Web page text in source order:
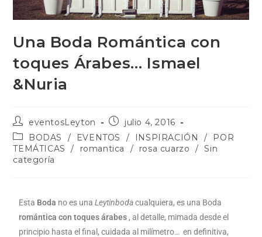
Una Boda Romántica con
toques Árabes… Ismael
&Nuria
eventosLeyton
julio 4, 2016
BODAS
/ EVENTOS / INSPIRACIÓN /
POR
TEMÁTICAS
/ romantica / rosa cuarzo / Sin
categoría
Esta Boda no es unaLeytinbodacualquiera, es una Boda
romántica con toques árabes , al detalle, mimada desde el
principio hasta el final, cuidada al milímetro… en definitiva,